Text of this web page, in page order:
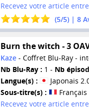
Recevez votre article
(5/5) | 8
Burn the witch - 3
Kaze- Coffret Blu-Ray -
Nb Blu-Ray : 1 - Nb
Langue(s) :
Japonais
Sous-titre(s) :
Français
Recevez votre article